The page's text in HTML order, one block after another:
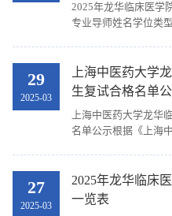
唐昭辉105701中医内
中医外科学
2025年龙华临床医学
专业导师姓名学位类
占霞学术学位
16100602中西医结合
29
2025-03
上海中医药大学
生复试合格名单
上海中医药大学龙华
名单公示根据《上海
合格名单（第一批）
号排序）。专业代码
27
2025-03
2025年龙华临床
一览表